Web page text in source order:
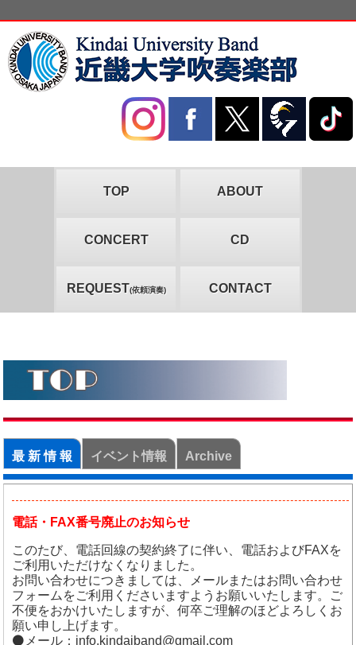
TOP ABOUT
CONCERT CD
REQUEST(依頼演奏) CONTACT
最 新 情 報 イベント情報 Archive
電話・FAX番号廃止のお知らせ
このたび、電話回線の契約終了に伴い、電話およびFAXを
ご利用いただけなくなりました。
お問い合わせにつきましては、メールまたはお問い合わせ
フォームをご利用くださいますようお願いいたします。ご
不便をおかけいたしますが、何卒ご理解のほどよろしくお
願い申し上げます。
⚫️メール：info.kindaiband@gmail.com